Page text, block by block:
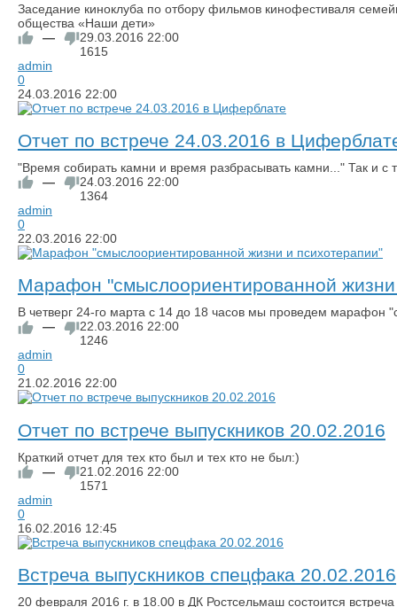
​Заседание киноклуба по отбору фильмов кинофестиваля
общества «Наши дети»
—
29.03.2016 22:00
1615
admin
0
24.03.2016 22:00
Отчет по встрече 24.03.2016 в
"Время собирать камни и время разбрасывать камни..." Так и с
—
24.03.2016 22:00
1364
admin
0
22.03.2016 22:00
Марафон "смыслоориентированной жизни
​В четверг 24-го марта с 14 до 18 часов мы проведем марафон
—
22.03.2016 22:00
1246
admin
0
21.02.2016 22:00
Отчет по встрече выпускников 20.02.2016
Краткий отчет для тех кто был и тех кто не был:)
—
21.02.2016 22:00
1571
admin
0
16.02.2016 12:45
Встреча выпускников спецфака 20.02.2016
20 февраля 2016 г. в 18.00 в ДК Ростсельмаш состоится